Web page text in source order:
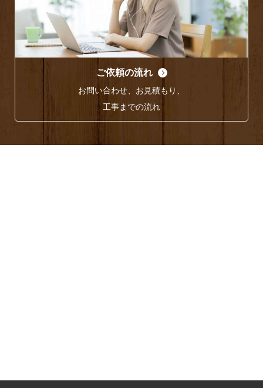
ご依頼の流れ
お問い合わせ、お見積もり、
工事までの流れ